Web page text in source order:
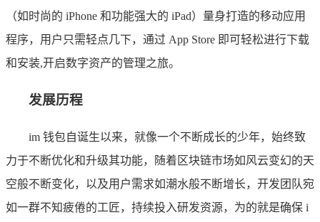
（如时尚的 iPhone 和功能强大的 iPad）量身打造的移动应用
程序，用户只需轻点几下，通过 App Store 即可轻松进行下载
和安装,开启数字资产的管理之旅。
发展历程
im 钱包自诞生以来，就像一个不断成长的少年，始终致
力于不断优化和升级其功能，随着区块链市场如风云变幻的天
空般不断变化，以及用户需求如潮水般不断增长，开发团队宛
如一群不知疲倦的工匠，持续投入研发资源，为的就是确保 i